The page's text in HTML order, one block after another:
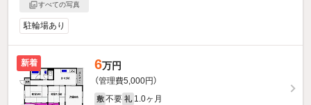
すべての写真
駐輪場あり
新着 6万円
（管理費5,000円）
敷 不要 礼 1.0ヶ月